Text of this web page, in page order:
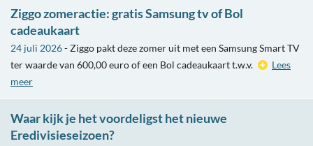
Ziggo zomeractie: gratis Samsung tv of Bol
cadeaukaart
24 juli 2026- Ziggo pakt deze zomer uit met een Samsung Smart TV
ter waarde van 600,00 euro of een Bol cadeaukaart t.w.v.
Lees
meer
Waar kijk je het voordeligst het nieuwe
Eredivisieseizoen?